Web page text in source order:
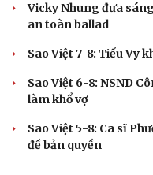
Vicky Nhung đưa
an toàn ballad
Sao Việt 7-8: Tiểu Vy
Sao Việt 6-8: NSND
làm khổ vợ
Sao Việt 5-8: Ca sĩ
đề bản quyền